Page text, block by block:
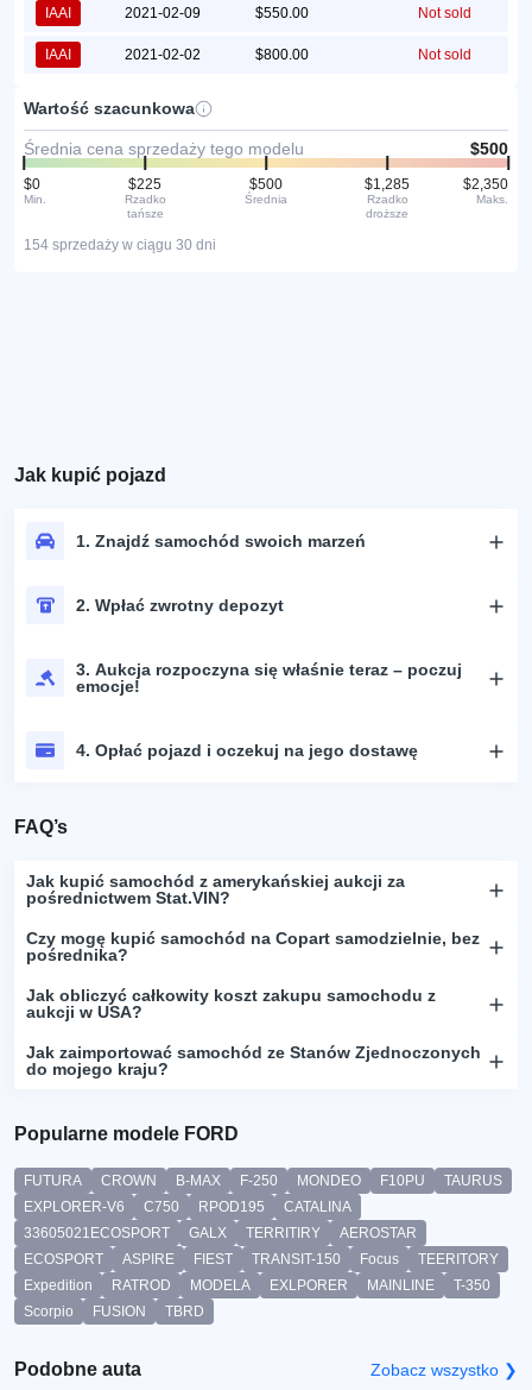
IAAI 2021-02-09 $550.00 Not sold
IAAI 2021-02-02 $800.00 Not sold
Wartość szacunkowa
Średnia cena sprzedaży tego modelu $500
$0
Min.
$225
Rzadko
tańsze
$500
Średnia
$1,285
Rzadko
droższe
$2,350
Maks.
154 sprzedaży w ciągu 30 dni
Jak kupić pojazd
1. Znajdź samochód swoich marzeń
2. Wpłać zwrotny depozyt
3. Aukcja rozpoczyna się właśnie teraz – poczuj
emocje!
4. Opłać pojazd i oczekuj na jego dostawę
FAQ’s
Jak kupić samochód z amerykańskiej aukcji za
pośrednictwem Stat.VIN?
Czy mogę kupić samochód na Copart samodzielnie, bez
pośrednika?
Jak obliczyć całkowity koszt zakupu samochodu z
aukcji w USA?
Jak zaimportować samochód ze Stanów Zjednoczonych
do mojego kraju?
Popularne modele FORD
FUTURA CROWN B-MAX F-250 MONDEO F10PU
TAURUS
EXPLORER-V6
C750 RPOD195
CATALINA
33605021ECOSPORT
GALX TERRITIRY
AEROSTAR
ECOSPORT
ASPIRE FIEST TRANSIT-150 Focus
TEERITORY
Expedition
RATROD MODELA EXLPORER MAINLINE
T-350
Scorpio
FUSION TBRD
Podobne auta Zobacz wszystko ❯